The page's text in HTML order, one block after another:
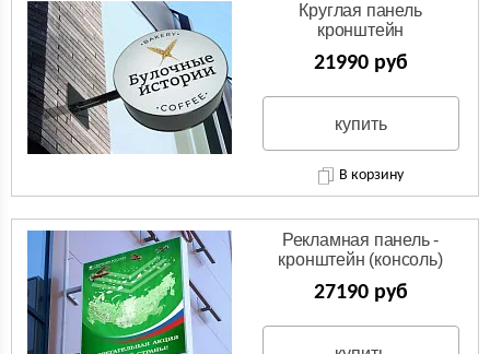
Круглая панель
кронштейн
(Двухсторонняя вывеска)
21990 руб
купить
В корзину
Рекламная панель -
кронштейн (консоль)
27190 руб